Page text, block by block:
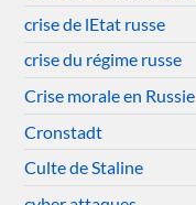
crise de lEtat russe
crise du régime russe
Crise morale en Russie
Cronstadt
Culte de Staline